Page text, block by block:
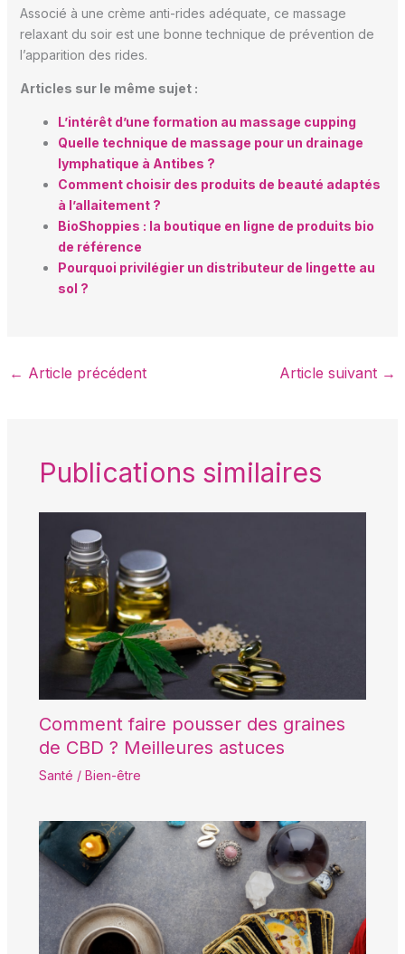
Associé à une crème anti-rides adéquate, ce massage
relaxant du soir est une bonne technique de prévention de
l’apparition des rides.
Articles sur le même sujet :
L’intérêt d’une formation au massage cupping
Quelle technique de massage pour un drainage
lymphatique à Antibes ?
Comment choisir des produits de beauté adaptés
à l’allaitement ?
BioShoppies : la boutique en ligne de produits bio
de référence
Pourquoi privilégier un distributeur de lingette au
sol ?
← Article précédent Article suivant →
Publications similaires
Comment faire pousser des graines
de CBD ? Meilleures astuces
Santé / Bien-être